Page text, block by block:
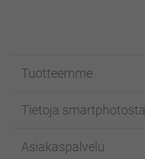
Tuotteemme
Kuvakortit
Kuvakirjat
Tietoja smartphotosta
Affiliate ohjelma
Asiakaspalvelu